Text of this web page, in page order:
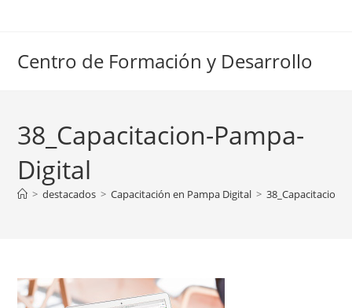
Centro de Formación y Desarrollo
38_Capacitacion-Pampa-
Digital
> destacados > Capacitación en Pampa Digital > 38_Capacitacion-